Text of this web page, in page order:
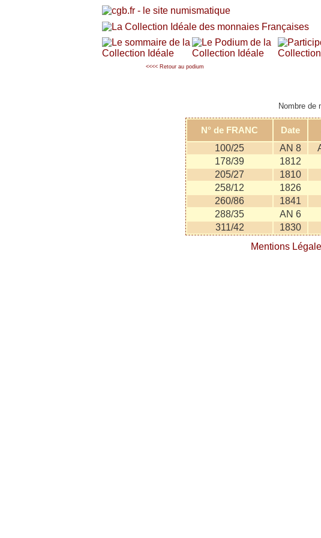
<<<< Retour au podium
Nombre de
N° de FRANC Date
100/25 AN 8
178/39
1812
205/27
1810
258/12
1826
260/86
1841
288/35
AN 6
311/42
1830
Mentions